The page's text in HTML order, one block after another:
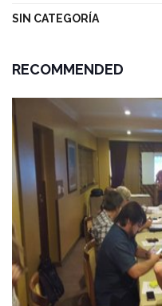
SIN CATEGORÍA
RECOMMENDED